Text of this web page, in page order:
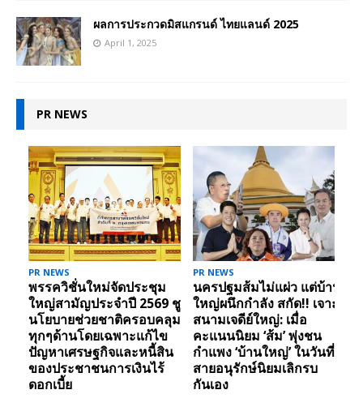
ผลการประกวดมิสแกรนด์ ไทยแลนด์ 2025
April 1, 2025
PR NEWS
PR NEWS
พรรควิชั่นใหม่จัดประชุม
ใหญ่สามัญประจำปี 2569 ชู
นโยบายช่วยชาติครอบคลุม
ทุกๆด้านโดยเฉพาะแก้ไข
ปัญหาเศรษฐกิจและหนี้สิน
ของประชาชนการเงินไร้
ดอกเบี้ย
PR NEWS
นครปฐมส้มไม่แผ่ว แต่บ้าน
ใหญ่ผนึกกำลัง สกัด!! เจาะ
สนามเจดีย์ใหญ่: เมื่อ
คะแนนนิยม ‘ส้ม’ พุ่งชน
กำแพง ‘บ้านใหญ่’ ในวันที่
สายอนุรักษ์นิยมเลิกรบ
กันเอง